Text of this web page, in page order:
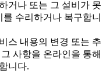
거나 또는 그 설비가 못
수리하거나 복구합니
스 내용의 변경 또는 추
사항을 온라인을 통해
니다.